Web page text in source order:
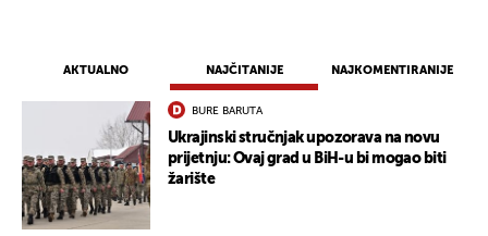
AKTUALNO NAJČITANIJE NAJKOMENTIRANIJE
BURE BARUTA
Ukrajinski stručnjak upozorava na novu
prijetnju: Ovaj grad u BiH-u bi mogao biti
žarište
UKLJUČITE NOTIFIKACIJE